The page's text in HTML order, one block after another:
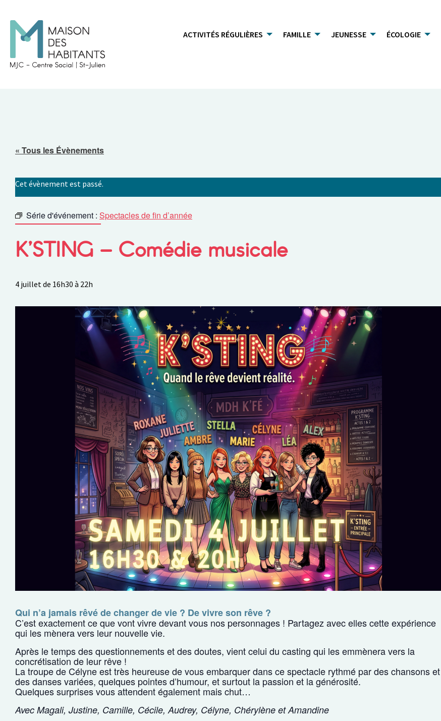
ACTIVITÉS RÉGULIÈRES FAMILLE JEUNESSE ÉCOLOGIE
« Tous les Évènements
Cet évènement est passé.
Série d'événement : Spectacles de fin d’année
K’STING – Comédie musicale
4 juillet de 16h30 à 22h
Qui n’a jamais rêvé de changer de vie ? De vivre son rêve ?
C’est exactement ce que vont vivre devant vous nos personnages ! Partagez avec elles cette expérience
qui les mènera vers leur nouvelle vie.
Après le temps des questionnements et des doutes, vient celui du casting qui les emmènera vers la
concrétisation de leur rêve !
La troupe de Célyne est très heureuse de vous embarquer dans ce spectacle rythmé par des chansons et
des danses variées, quelques pointes d’humour, et surtout la passion et la générosité.
Quelques surprises vous attendent également mais chut…
Avec Magali, Justine, Camille, Cécile, Audrey, Célyne, Chérylène et Amandine